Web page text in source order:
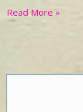
Read More »